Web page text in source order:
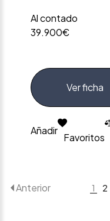
Al contado
39.900€
Ver ficha
Añadir
Favoritos
Anterior 1 2